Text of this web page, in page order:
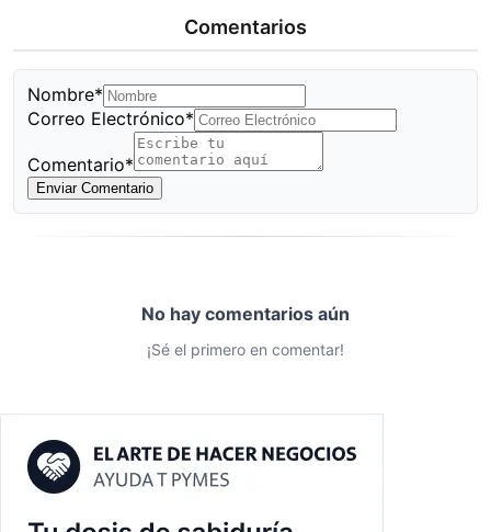
Comentarios
Nombre*
Correo Electrónico*
Comentario*
Enviar Comentario
No hay comentarios aún
¡Sé el primero en comentar!